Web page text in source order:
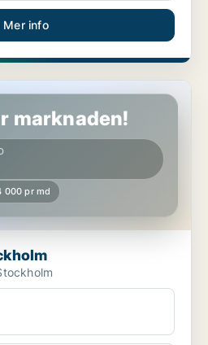
Mer info
marknaden!
000 pr md